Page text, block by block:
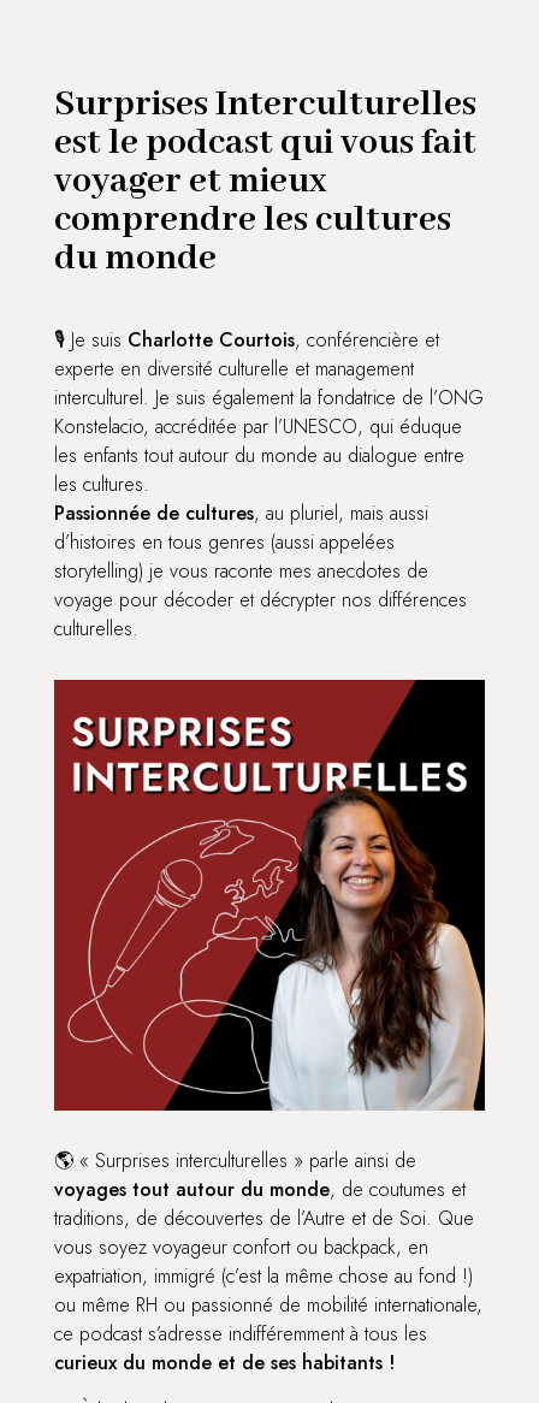
Surprises Interculturelles
est le podcast qui vous fait
voyager et mieux
comprendre les cultures
du monde
🎙️ Je suis Charlotte Courtois, conférencière et
experte en diversité culturelle et management
interculturel. Je suis également la fondatrice de l’ONG
Konstelacio, accréditée par l’UNESCO, qui éduque
les enfants tout autour du monde au dialogue entre
les cultures.
Passionnée de cultures, au pluriel, mais aussi
d’histoires en tous genres (aussi appelées
storytelling) je vous raconte mes anecdotes de
voyage pour décoder et décrypter nos différences
culturelles.
🌎 « Surprises interculturelles » parle ainsi de
voyages tout autour du monde, de coutumes et
traditions, de découvertes de l’Autre et de Soi. Que
vous soyez voyageur confort ou backpack, en
expatriation, immigré (c’est la même chose au fond !)
ou même RH ou passionné de mobilité internationale,
ce podcast s’adresse indifféremment à tous les
curieux du monde et de ses habitants !